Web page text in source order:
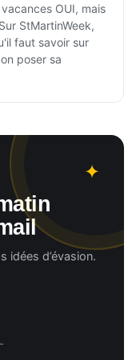
OUI, mais
StMartinWeek,
faut savoir sur
poser sa
idées d’évasion.